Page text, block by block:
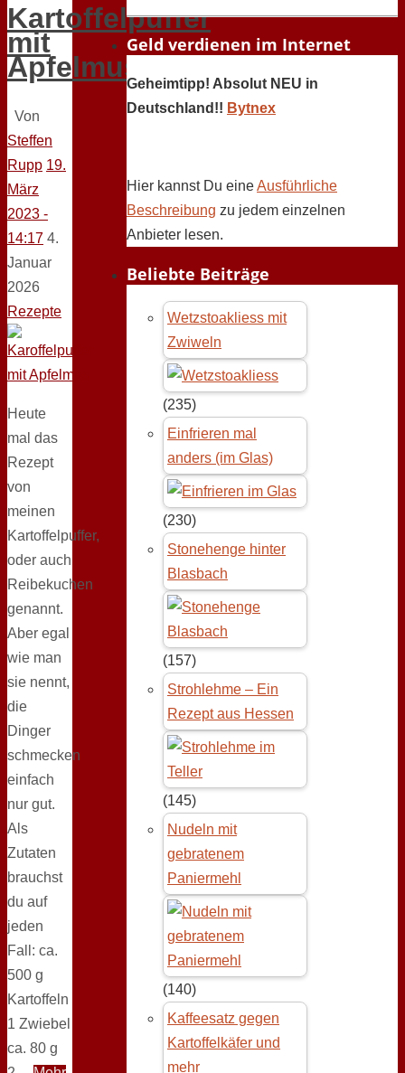
Kartoffelpuffer
mit
Apfelmus
Von
Steffen
Rupp 19.
März
2023 -
14:17 4.
Januar
2026
Rezepte
Heute
mal das
Rezept
von
meinen
Kartoffelpuffer,
oder auch
Reibekuchen
genannt.
Aber egal
wie man
sie nennt,
die
Dinger
schmecken
einfach
nur gut.
Als
Zutaten
brauchst
du auf
jeden
Fall: ca.
500 g
Kartoffeln
1 Zwiebel
ca. 80 g
Geld verdienen im Internet
Geheimtipp! Absolut NEU in
Deutschland!! Bytnex
Hier kannst Du eineAusführliche
Beschreibung zu jedem einzelnen
Anbieter lesen.
Beliebte Beiträge
Wetzstoakliess mit
Zwiweln
(235)
Einfrieren mal
anders (im Glas)
(230)
Stonehenge hinter
Blasbach
(157)
Strohlehme – Ein
Rezept aus Hessen
(145)
Nudeln mit
gebratenem
Paniermehl
(140)
Kaffeesatz gegen
Kartoffelkäfer und
mehr